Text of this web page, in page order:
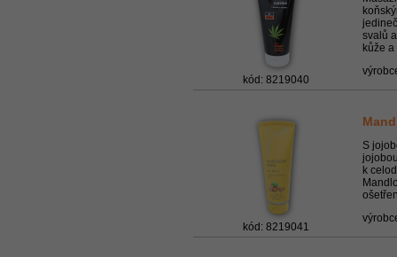
kód: 8219040
svalů
kůže
kód: 8219041
S
k